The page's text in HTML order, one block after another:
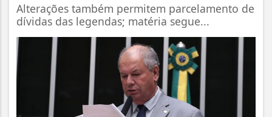
Alterações também permitem parcelamento de
dívidas das legendas; matéria segue...